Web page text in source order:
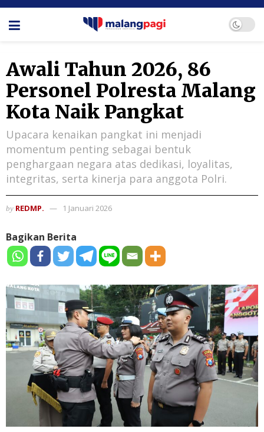
Awali Tahun 2026, 86
Personel Polresta Malang
Kota Naik Pangkat
Upacara kenaikan pangkat ini menjadi
momentum penting sebagai bentuk
penghargaan negara atas dedikasi, loyalitas,
integritas, serta kinerja para anggota Polri.
by REDMP. 1 Januari 2026
Bagikan Berita